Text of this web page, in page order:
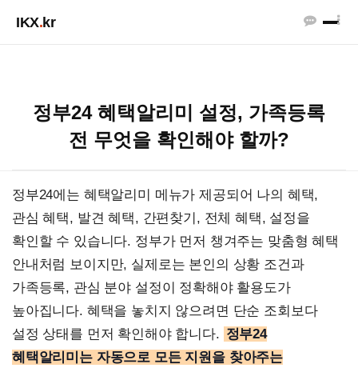
IKX.kr
정부24 혜택알리미 설정, 가족등록
전 무엇을 확인해야 할까?
정부24에는 혜택알리미 메뉴가 제공되어 나의 혜택,
관심 혜택, 발견 혜택, 간편찾기, 전체 혜택, 설정을
확인할 수 있습니다. 정부가 먼저 챙겨주는 맞춤형 혜택
안내처럼 보이지만, 실제로는 본인의 상황 조건과
가족등록, 관심 분야 설정이 정확해야 활용도가
높아집니다. 혜택을 놓치지 않으려면 단순 조회보다
설정 상태를 먼저 확인해야 합니다. 정부24
혜택알리미는 자동으로 모든 지원을 찾아주는